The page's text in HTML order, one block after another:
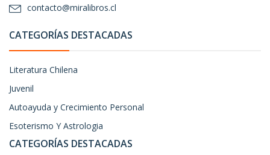
contacto@miralibros.cl
CATEGORÍAS DESTACADAS
Literatura Chilena
Juvenil
Autoayuda y Crecimiento Personal
Esoterismo Y Astrologia
CATEGORÍAS DESTACADAS